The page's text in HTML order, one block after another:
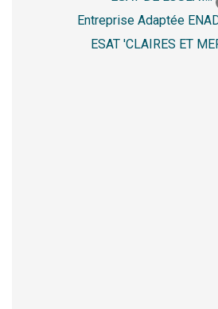
Entreprise Adaptée
ESAT 'CLAIRES ET